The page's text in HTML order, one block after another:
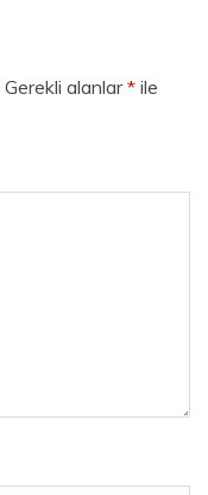
Gerekli alanlar* ile